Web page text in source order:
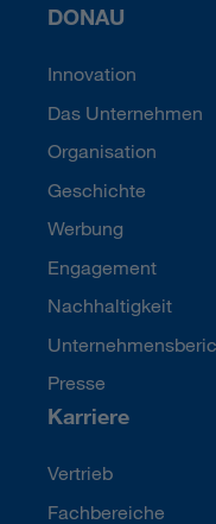
DONAU
Innovation
Das Unternehmen
Organisation
Geschichte
Werbung
Engagement
Nachhaltigkeit
Presse
Karriere
Vertrieb
Fachbereiche